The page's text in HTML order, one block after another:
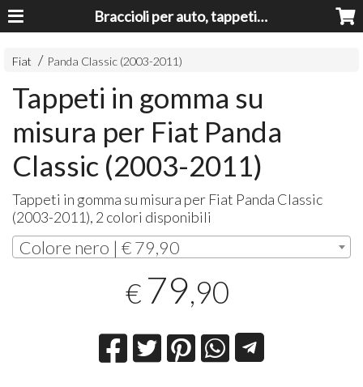
Braccioli per auto, tappeti auto, accessori auto MADE IN ITALY - Armrests, Mittelarmlehnen, Accoundoirs
Fiat Panda Classic (2003-2011)
Tappeti in gomma su
misura per Fiat Panda
Classic (2003-2011)
Tappeti in gomma su misura per Fiat Panda Classic
(2003-2011), 2 colori disponibili
Colore nero | € 79,90
€ 79,90